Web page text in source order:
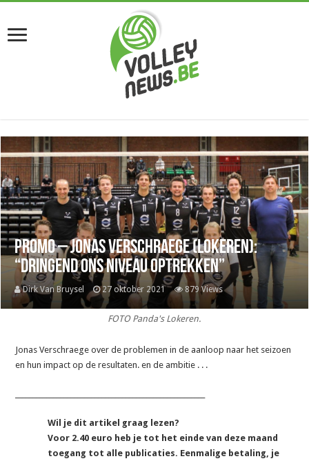
Promo – Jonas Verschraege (Lokeren):
“Dringend ons niveau optrekken”
Dirk Van Bruysel 27 oktober 2021 879 Views
FOTO Panda's Lokeren.
Jonas Verschraege over de problemen in de aanloop naar het seizoen
en hun impact op de resultaten. en de ambitie . . .
Wil je dit artikel graag lezen?
Voor 2.40 euro heb je tot het einde van deze maand
toegang tot alle publicaties. Eenmalige betaling, je